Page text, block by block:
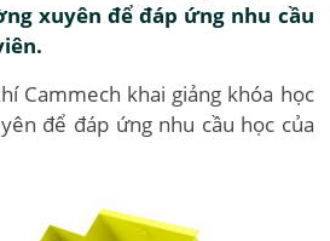
xuyên để đáp ứng nhu cầu
Cammech khai giảng khóa học
để đáp ứng nhu cầu học của